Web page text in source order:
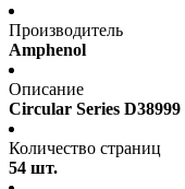
Производитель
Amphenol
Описание
Circular Series
Количество страниц
54 шт.